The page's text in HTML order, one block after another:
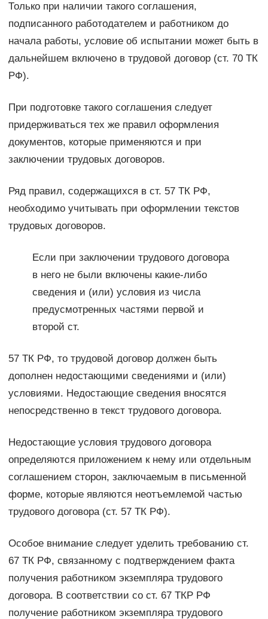
Только при наличии такого соглашения,
подписанного работодателем и работником до
начала работы, условие об испытании может быть в
дальнейшем включено в трудовой договор (ст. 70 ТК
РФ).
При подготовке такого соглашения следует
придерживаться тех же правил оформления
документов, которые применяются и при
заключении трудовых договоров.
Ряд правил, содержащихся в ст. 57 ТК РФ,
необходимо учитывать при оформлении текстов
трудовых договоров.
Если при заключении трудового договора
в него не были включены какие-либо
сведения и (или) условия из числа
предусмотренных частями первой и
второй ст.
57 ТК РФ, то трудовой договор должен быть
дополнен недостающими сведениями и (или)
условиями. Недостающие сведения вносятся
непосредственно в текст трудового договора.
Недостающие условия трудового договора
определяются приложением к нему или отдельным
соглашением сторон, заключаемым в письменной
форме, которые являются неотъемлемой частью
трудового договора (ст. 57 ТК РФ).
Особое внимание следует уделить требованию ст.
67 ТК РФ, связанному с подтверждением факта
получения работником экземпляра трудового
договора. В соответствии со ст. 67 ТКР РФ
получение работником экземпляра трудового